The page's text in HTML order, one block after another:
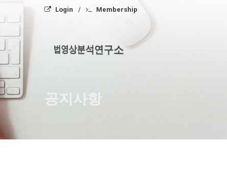
Login Membership
법영상분석연구소
공지사항